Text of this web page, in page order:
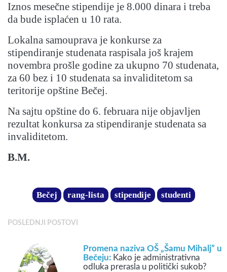
Iznos mesečne stipendije je 8.000 dinara i treba
da bude isplaćen u 10 rata.
Lokalna samouprava je konkurse za
stipendiranje studenata raspisala još krajem
novembra prošle godine za ukupno 70 studenata,
za 60 bez i 10 studenata sa invaliditetom sa
teritorije opštine Bečej.
Na sajtu opštine do 6. februara nije objavljen
rezultat konkursa za stipendiranje studenata sa
invaliditetom.
B.M.
Bečej rang-lista stipendije studenti
POSLEDNJI POSTOVI
Promena naziva OŠ „Šamu Mihalj” u
Bečeju: Kako je administrativna
odluka prerasla u politički sukob?